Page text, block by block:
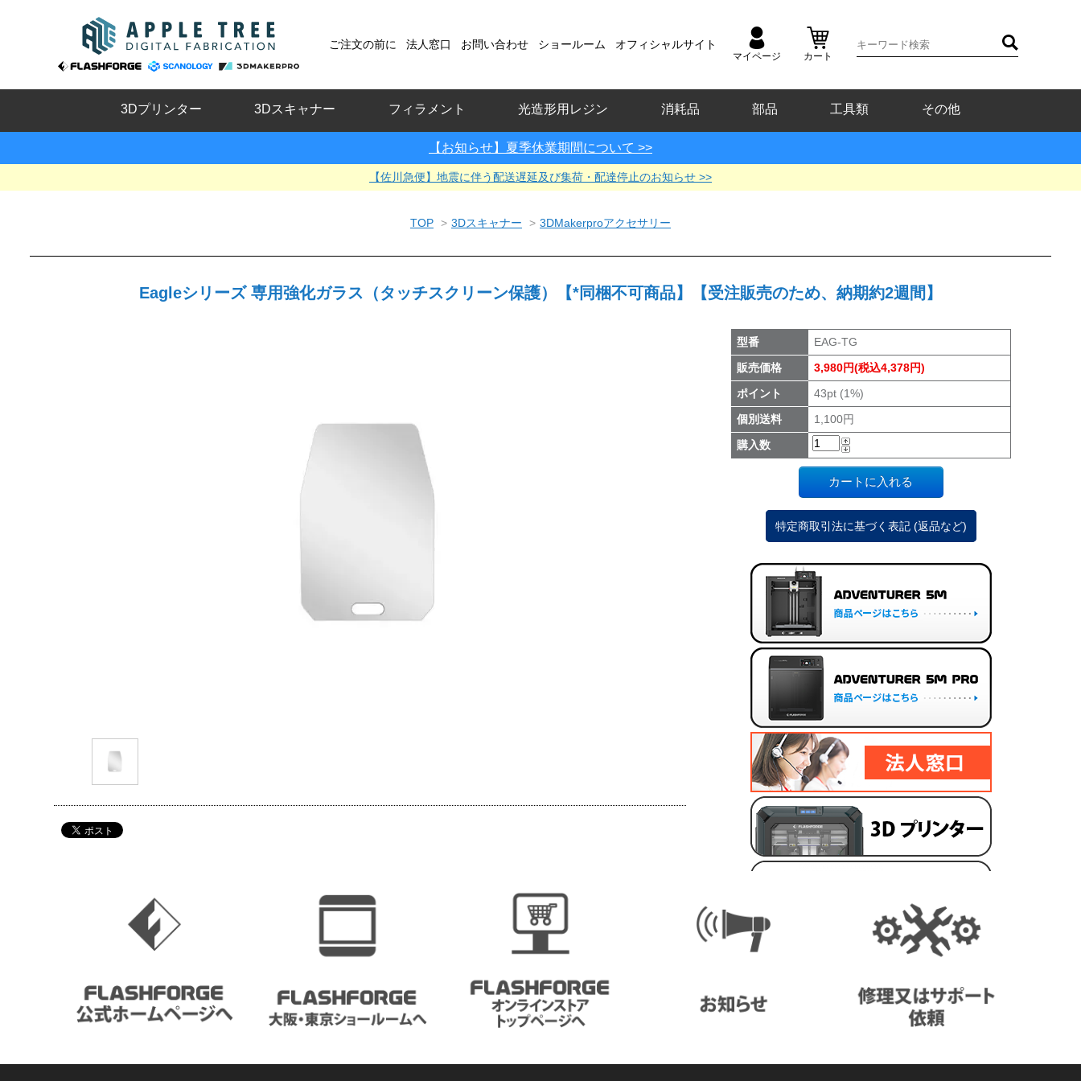
ご注文の前に 法人窓口 お問い合わせ ショールーム オフィシャルサイト
マイページ カート
3Dプリンター 3Dスキャナー フィラメント 光造形用レジン 消耗品 部品 工具類 その他
【お知らせ】夏季休業期間について >>
【佐川急便】地震に伴う配送遅延及び集荷・配達停止のお知らせ >>
TOP > 3Dスキャナー > 3DMakerproアクセサリー
Eagleシリーズ 専用強化ガラス（タッチスクリーン保護）【*同梱不可商品】【受注販売のため、納期約2週間】
型番
EAG-TG
販売価格
3,980円(税込4,378円)
ポイント
43pt (1%)
個別送料
1,100円
購入数
特定商取引法に基づく表記 (返品など)